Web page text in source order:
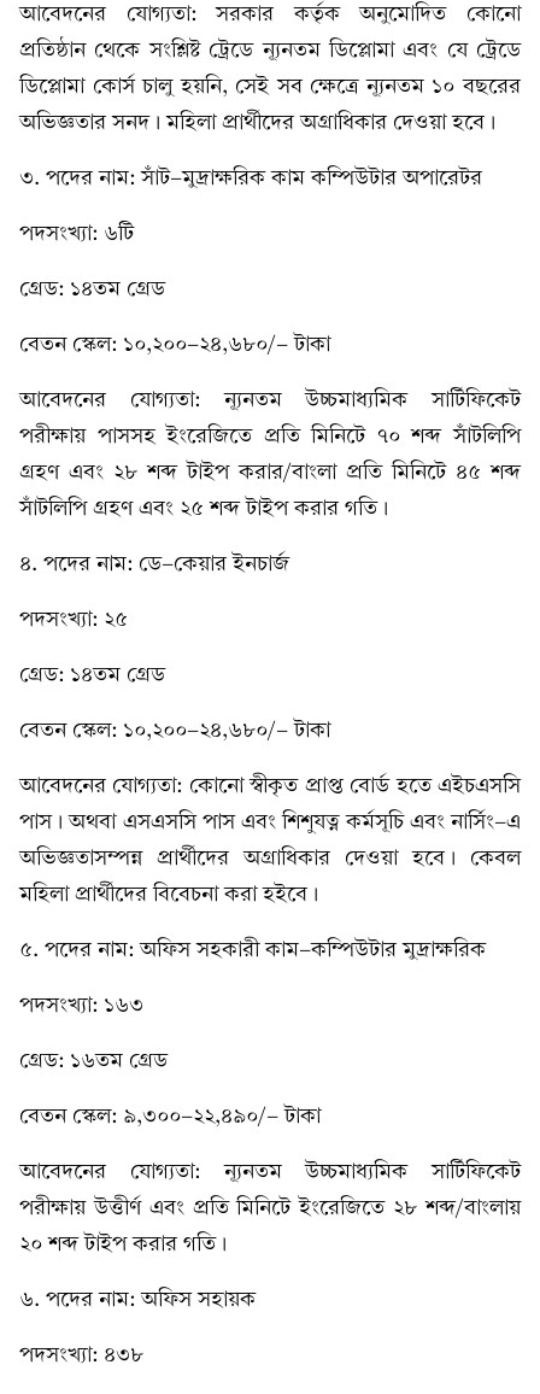
আবেদনের যোগ্যতা: সরকার কর্তৃক অনুমোদিত কোনো
প্রতিষ্ঠান থেকে সংশ্লিষ্ট ট্রেডে ন্যূনতম ডিপ্লোমা এবং যে ট্রেডে
ডিপ্লোমা কোর্স চালু হয়নি, সেই সব ক্ষেত্রে ন্যূনতম ১০ বছরের
অভিজ্ঞতার সনদ। মহিলা প্রার্থীদের অগ্রাধিকার দেওয়া হবে।
৩. পদের নাম: সাঁট-মুদ্রাক্ষরিক কাম কম্পিউটার অপারেটর
পদসংখ্যা: ৬টি
গ্রেড: ১৪তম গ্রেড
বেতন স্কেল: ১০,২০০-২৪,৬৮০/- টাকা
আবেদনের যোগ্যতা: ন্যূনতম উচ্চমাধ্যমিক সার্টিফিকেট
পরীক্ষায় পাসসহ ইংরেজিতে প্রতি মিনিটে ৭০ শব্দ সাঁটলিপি
গ্রহণ এবং ২৮ শব্দ টাইপ করার/বাংলা প্রতি মিনিটে ৪৫ শব্দ
সাঁটলিপি গ্রহণ এবং ২৫ শব্দ টাইপ করার গতি।
৪. পদের নাম: ডে-কেয়ার ইনচার্জ
পদসংখ্যা: ২৫
গ্রেড: ১৪তম গ্রেড
বেতন স্কেল: ১০,২০০-২৪,৬৮০/- টাকা
আবেদনের যোগ্যতা: কোনো স্বীকৃত প্রাপ্ত বোর্ড হতে এইচএসসি
পাস। অথবা এসএসসি পাস এবং শিশুযত্ন কর্মসূচি এবং নার্সিং-এ
অভিজ্ঞতাসম্পন্ন প্রার্থীদের অগ্রাধিকার দেওয়া হবে। কেবল
মহিলা প্রার্থীদের বিবেচনা করা হইবে।
৫. পদের নাম: অফিস সহকারী কাম-কম্পিউটার মুদ্রাক্ষরিক
পদসংখ্যা: ১৬৩
গ্রেড: ১৬তম গ্রেড
বেতন স্কেল: ৯,৩০০-২২,৪৯০/- টাকা
আবেদনের যোগ্যতা: ন্যূনতম উচ্চমাধ্যমিক সার্টিফিকেট
পরীক্ষায় উত্তীর্ণ এবং প্রতি মিনিটে ইংরেজিতে ২৮ শব্দ/বাংলায়
২০ শব্দ টাইপ করার গতি।
৬. পদের নাম: অফিস সহায়ক
পদসংখ্যা: ৪৩৮